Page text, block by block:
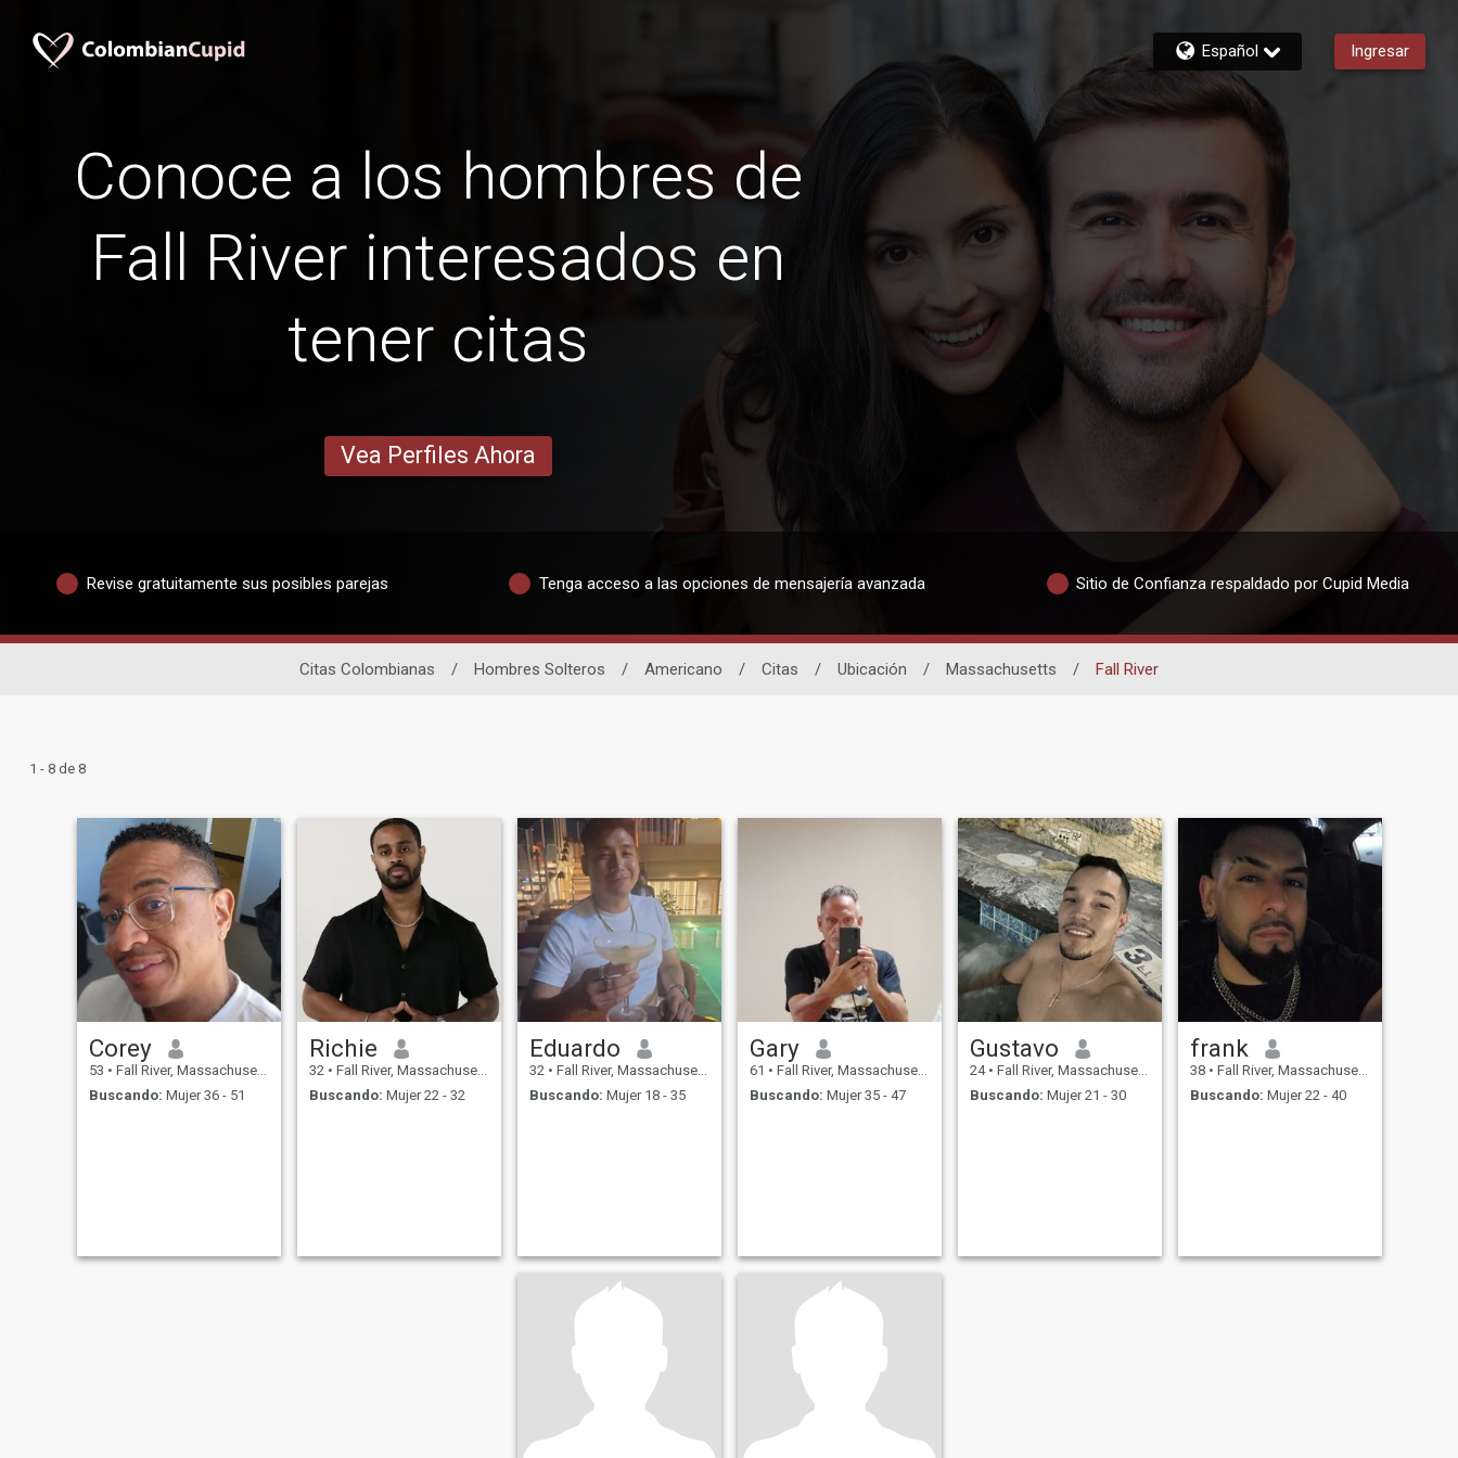
Español Ingresar
Conoce a los hombres de
Fall River interesados ​​en
tener citas
Vea Perfiles Ahora
Revise gratuitamente sus posibles parejas Tenga acceso a las opciones de mensajería avanzada Sitio de Confianza respaldado por Cupid Media
Citas Colombianas / Hombres Solteros / Americano / Citas / Ubicación / Massachusetts / Fall River
1 - 8 de 8
Corey
53 • Fall River, Massachusetts, Estados Unidos
Buscando: Mujer 36 - 51
Richie
32 • Fall River, Massachusetts, Estados Unidos
Buscando: Mujer 22 - 32
Eduardo
32 • Fall River, Massachusetts, Estados Unidos
Buscando: Mujer 18 - 35
Gary
61 • Fall River, Massachusetts, Estados Unidos
Buscando: Mujer 35 - 47
Gustavo
24 • Fall River, Massachusetts, Estados Unidos
Buscando: Mujer 21 - 30
frank
38 • Fall River, Massachusetts, Estados Unidos
Buscando: Mujer 22 - 40